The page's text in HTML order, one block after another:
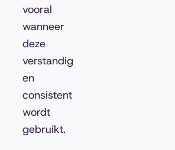
vooral
wanneer
deze
verstandig
en
consistent
wordt
gebruikt.